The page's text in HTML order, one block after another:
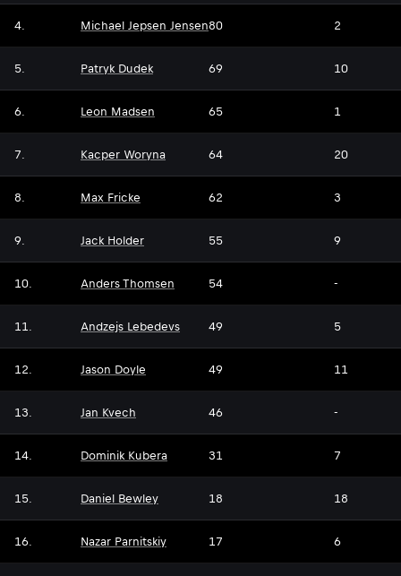
4. Michael Jepsen Jensen80 2
5. Patryk Dudek 69 10
6. Leon Madsen 65 1
7. Kacper Woryna 64 20
8. Max Fricke 62 3
9. Jack Holder 55 9
10. Anders Thomsen 54 -
11. Andzejs Lebedevs 49 5
12. Jason Doyle 49 11
13. Jan Kvech 46 -
14. Dominik Kubera 31 7
15. Daniel Bewley 18 18
16. Nazar Parnitskiy 17 6